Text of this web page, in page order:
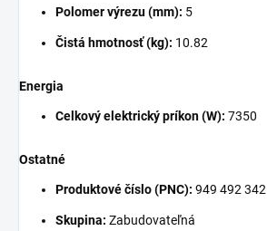
Polomer výrezu (mm): 5
Čistá hmotnosť (kg): 10.82
Energia
Celkový elektrický príkon (W): 7350
Ostatné
Produktové číslo (PNC): 949 492 342
Skupina: Zabudovateľná